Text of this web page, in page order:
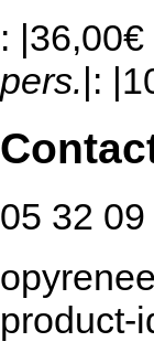
: |36,00€
pers. |:
05 32
product-